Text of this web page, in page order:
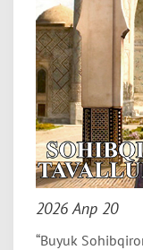
2026 Апр 20
“Buyuk